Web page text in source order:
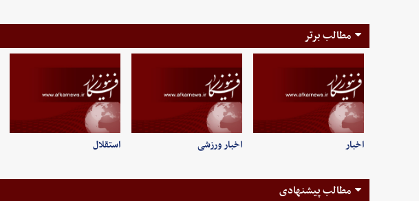
مطالب برتر
اخبار اخبار ورزشی استقلال
مطالب پیشنهادی